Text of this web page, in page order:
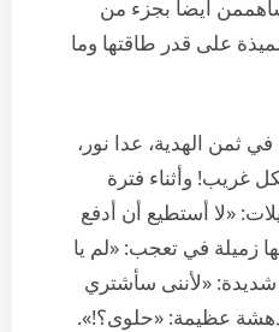
أيضا بجزء من
على قدر طاقتها وما
ثمن الهدية، عدا نور،
غريب! وأثناء فترة
«لا أستطيع أن أدفع
زميلة في تعجب: «لم يا
«لأننى سأشتري
عظيمة: «حلوى؟!».